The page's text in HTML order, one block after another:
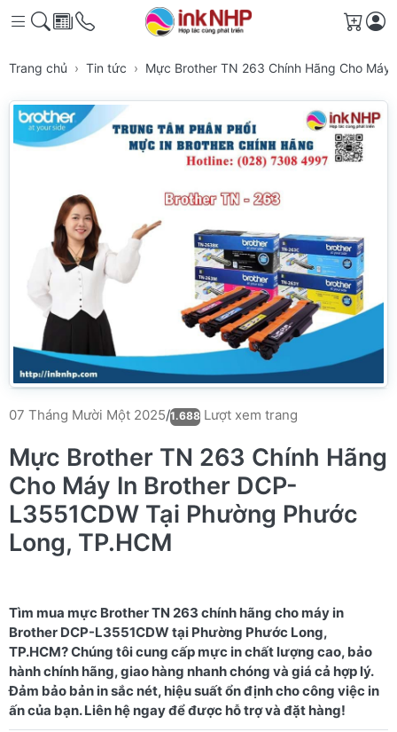
Giỏ
Trang chủ Tin tức Mực Brother TN 263 Chính Hãng Cho
07 Tháng Mười Một 2025/1.688 Lượt xem trang
Mực Brother TN 263 Chính Hãng
Cho Máy In Brother DCP-
L3551CDW Tại Phường Phước
Long, TP.HCM
Tìm mua mực Brother TN 263 chính hãng cho máy in
Brother DCP-L3551CDW tại Phường Phước Long,
TP.HCM? Chúng tôi cung cấp mực in chất lượng cao, bảo
hành chính hãng, giao hàng nhanh chóng và giá cả hợp lý.
Đảm bảo bản in sắc nét, hiệu suất ổn định cho công việc in